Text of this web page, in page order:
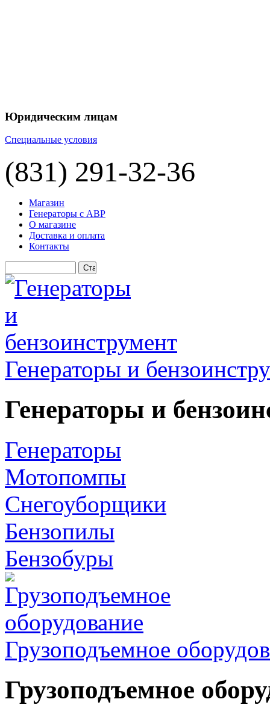
Юридическим лицам
Специальные условия
(831) 291-32-36
Магазин
Генераторы с АВР
О магазине
Доставка и оплата
Контакты
Генераторы и
Генераторы и
Генераторы
Мотопомпы
Снегоуборщики
Бензопилы
Бензобуры
Грузоподъемное
Грузоподъемное